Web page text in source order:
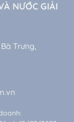
NƯỚC GIẢI
Trưng,